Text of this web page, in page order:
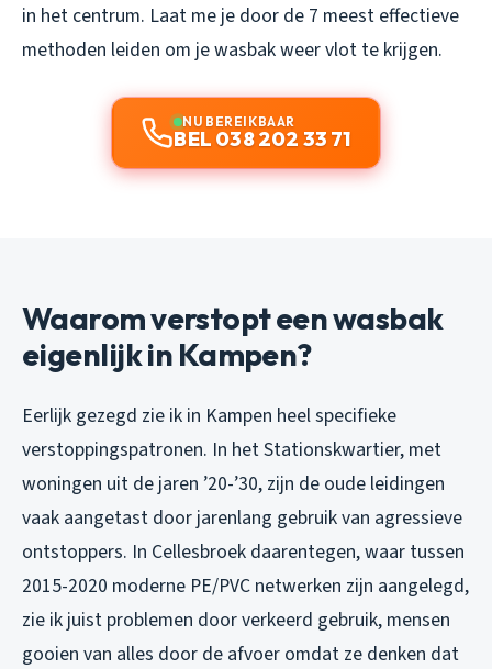
in het centrum. Laat me je door de 7 meest effectieve
methoden leiden om je wasbak weer vlot te krijgen.
NU BEREIKBAAR
BEL 038 202 33 71
Waarom verstopt een wasbak
eigenlijk in Kampen?
Eerlijk gezegd zie ik in Kampen heel specifieke
verstoppingspatronen. In het Stationskwartier, met
woningen uit de jaren ’20-’30, zijn de oude leidingen
vaak aangetast door jarenlang gebruik van agressieve
ontstoppers. In Cellesbroek daarentegen, waar tussen
2015-2020 moderne PE/PVC netwerken zijn aangelegd,
zie ik juist problemen door verkeerd gebruik, mensen
gooien van alles door de afvoer omdat ze denken dat